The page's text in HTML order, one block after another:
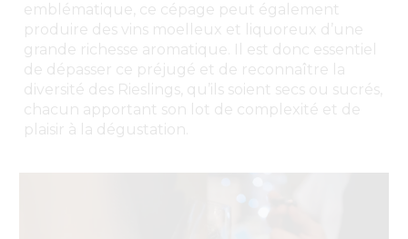
emblématique, ce cépage peut également
produire des vins moelleux et liquoreux d’une
grande richesse aromatique. Il est donc essentiel
de dépasser ce préjugé et de reconnaître la
diversité des Rieslings, qu’ils soient secs ou sucrés,
chacun apportant son lot de complexité et de
plaisir à la dégustation.